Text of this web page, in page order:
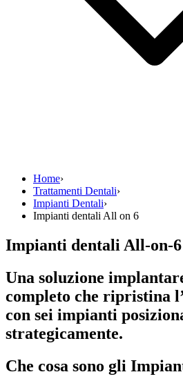
Home›
Trattamenti Dentali›
Impianti Dentali›
Impianti dentali All on 6
Impianti dentali All-on-6
Una soluzione
completo che ripristina
con sei impianti
strategicamente.
Che cosa sono gli